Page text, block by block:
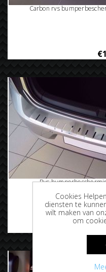
Carbon rvs
Rvs
Cookies
diensten te
wilt maken van
om